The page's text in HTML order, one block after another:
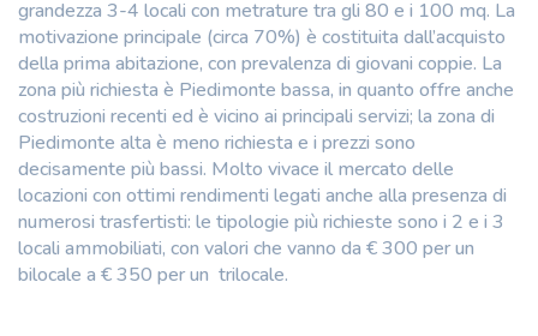
grandezza 3-4 locali con metrature tra gli 80 e i 100 mq. La
motivazione principale (circa 70%) è costituita dall’acquisto
della prima abitazione, con prevalenza di giovani coppie. La
zona più richiesta è Piedimonte bassa, in quanto offre anche
costruzioni recenti ed è vicino ai principali servizi; la zona di
Piedimonte alta è meno richiesta e i prezzi sono
decisamente più bassi. Molto vivace il mercato delle
locazioni con ottimi rendimenti legati anche alla presenza di
numerosi trasfertisti: le tipologie più richieste sono i 2 e i 3
locali ammobiliati, con valori che vanno da € 300 per un
bilocale a € 350 per un trilocale.